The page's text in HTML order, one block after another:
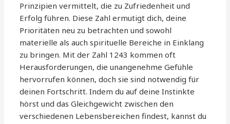
Prinzipien vermittelt, die zu Zufriedenheit und
Erfolg führen. Diese Zahl ermutigt dich, deine
Prioritäten neu zu betrachten und sowohl
materielle als auch spirituelle Bereiche in Einklang
zu bringen. Mit der Zahl 1243 kommen oft
Herausforderungen, die unangenehme Gefühle
hervorrufen können, doch sie sind notwendig für
deinen Fortschritt. Indem du auf deine Instinkte
hörst und das Gleichgewicht zwischen den
verschiedenen Lebensbereichen findest, kannst du